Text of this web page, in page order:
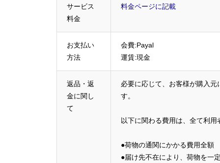
サービス
料金
料金ページに記載
お支払い
方法
会費:Payal
運賃:現金
返品・返
金に関し
て
必要に応じて、お客様が購入
す。
以下に関わる費用は、全て利
●荷物の通関にかかる費用全額
●届け先不在により、荷物を一